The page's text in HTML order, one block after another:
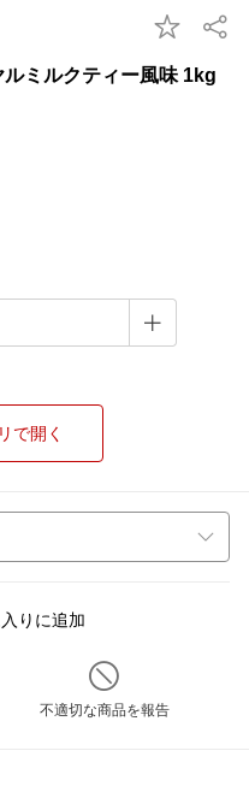
ミルクティー風味 1kg
で開く
りに追加
不適切な商品を報告